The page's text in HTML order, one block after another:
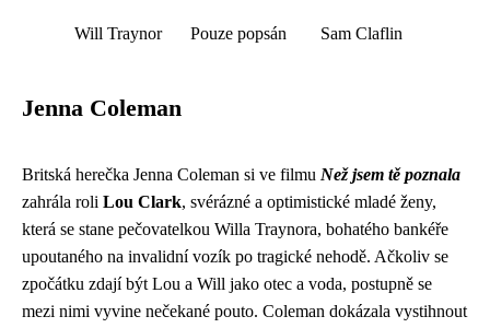
Will Traynor Pouze popsán Sam Claflin
Jenna Coleman
Britská herečka Jenna Coleman si ve filmu Než jsem tě poznala
zahrála roli Lou Clark, svérázné a optimistické mladé ženy,
která se stane pečovatelkou Willa Traynora, bohatého bankéře
upoutaného na invalidní vozík po tragické nehodě. Ačkoliv se
zpočátku zdají být Lou a Will jako otec a voda, postupně se
mezi nimi vyvine nečekané pouto. Coleman dokázala vystihnout